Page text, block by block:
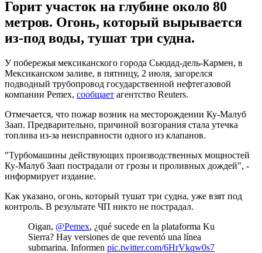
Горит участок на глубине около 80
метров. Огонь, который вырывается
из-под воды, тушат три судна.
У побережья мексиканского города Сьюдад-дель-Кармен, в
Мексиканском заливе, в пятницу, 2 июля, загорелся
подводный трубопровод государственной нефтегазовой
компании Pemex, сообщает агентство Reuters.
Отмечается, что пожар возник на месторождении Ку-Малуб
Заап. Предварительно, причиной возгорания стала утечка
топлива из-за неисправности одного из клапанов.
"Турбомашины действующих производственных мощностей
Ку-Малуб Заап пострадали от грозы и проливных дождей", -
информирует издание.
Как указано, огонь, который тушат три судна, уже взят под
контроль. В результате ЧП никто не пострадал.
Oigan, @Pemex, ¿qué sucede en la plataforma Ku
Sierra? Hay versiones de que reventó una línea
submarina. Informen pic.twitter.com/6HrVkqw0s7